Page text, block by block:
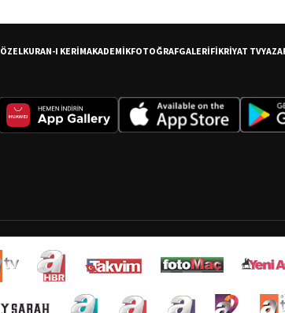
KURAN-I KERİMAKADEMİKFOTOĞRAFGALERİFİKRİYAT TV